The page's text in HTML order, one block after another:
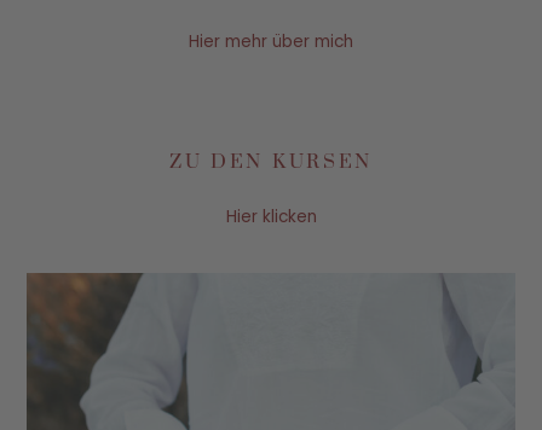
Hier mehr über mich
ZU DEN KURSEN
Hier klicken